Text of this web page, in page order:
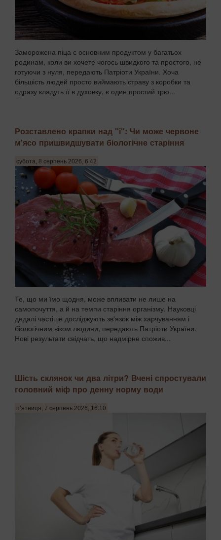
Заморожена піца є основним продуктом у багатьох
родинам, коли ви хочете чогось швидкого та простого, не
готуючи з нуля, передають Патріоти України. Хоча
більшість людей просто виймають страву з коробки та
одразу кладуть її в духовку, є один простий трю...
Розставлено крапки над "і": Чи може червоне
м'ясо пришвидшувати біологічне старіння
субота, 8 серпень 2026, 6:42
Те, що ми їмо щодня, може впливати не лише на
самопочуття, а й на темпи старіння організму. Науковці
дедалі частіше досліджують зв'язок між харчуванням і
біологічним віком людини, передають Патріоти України.
Нові результати свідчать, що надмірне спожив...
Шість склянок чи два літри? Вчені спростували
головний міф про денну норму води
п’ятниця, 7 серпень 2026, 16:10